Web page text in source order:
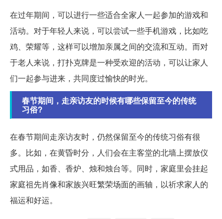
在过年期间，可以进行一些适合全家人一起参加的游戏和
活动。对于年轻人来说，可以尝试一些手机游戏，比如吃
鸡、荣耀等，这样可以增加亲属之间的交流和互动。而对
于老人来说，打扑克牌是一种受欢迎的活动，可以让家人
们一起参与进来，共同度过愉快的时光。
春节期间，走亲访友的时候有哪些保留至今的传统
习俗?
在春节期间走亲访友时，仍然保留至今的传统习俗有很
多。比如，在黄昏时分，人们会在主客堂的北墙上摆放仪
式用品，如香、香炉、烛和烛台等。同时，家庭里会挂起
家庭祖先肖像和家族兴旺繁荣场面的画轴，以祈求家人的
福运和好运。